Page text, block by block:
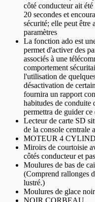
côté conducteur ait
20 secondes et
sécurité; elle peut être
paramètres
La fonction ado est
permet d'activer des
associés à une
comportement
l'utilisation de
désactivation de
fournira un rapport
habitudes de conduite
permettra de guider ce
Lecteur de carte SD
de la console centrale
MOTEUR 4
Miroirs de courtoisie
côtés conducteur et
Moulures de bas de
(Comprend rallonges
lustré.)
Moulures de glace